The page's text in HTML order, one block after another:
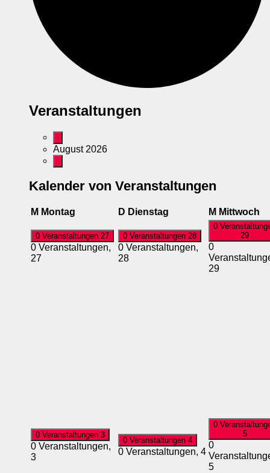
Veranstaltungen
August 2026
Kalender von Veranstaltungen
M Montag D Dienstag M Mittwoch
0 Veranstaltungen 27
0 Veranstaltungen,
27
0 Veranstaltungen 28
0 Veranstaltungen,
28
0
29
0
29
0 Veranstaltungen 3
0 Veranstaltungen,
3
0 Veranstaltungen 4
0 Veranstaltungen, 4
0
5
0
5